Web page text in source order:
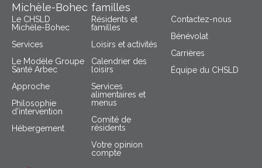
Michèle-Bohec familles
Le CHSLD
Michèle-Bohec
Services
Le Modèle Groupe
Santé Arbec
Approche
Philosophie
d’intervention
Hébergement
Résidents et
familles
Loisirs et activités
Calendrier des
loisirs
Services
alimentaires et
menus
Comité de
résidents
Votre opinion
compte
Contactez-nous
Bénévolat
Carrières
Équipe du CHSLD